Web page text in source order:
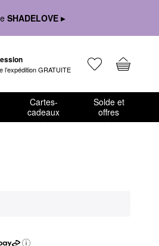
SHADELOVE ▸
l’expédition GRATUITE
Cartes-
cadeaux
Solde et
offres